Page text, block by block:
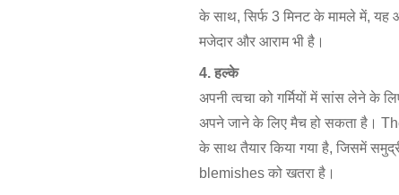
के साथ, सिर्फ 3 मिनट के मामले में, यह
मजेदार और आराम भी है।
4. हल्के
अपनी त्वचा को गर्मियों में सांस लेने के
अपने जाने के लिए मैच हो सकता है।
के साथ तैयार किया गया है, जिसमें
blemishes को खतरा है।